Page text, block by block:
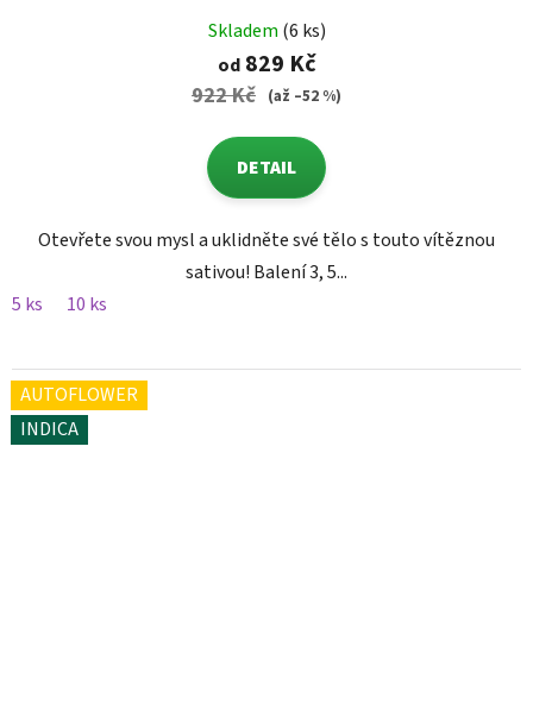
Skladem (6 ks)
od829 Kč
922 Kč (až –52 %)
DETAIL
Otevřete svou mysl a uklidněte své tělo s touto vítěznou
sativou! Balení 3, 5...
5 ks
10 ks
AUTOFLOWER
INDICA